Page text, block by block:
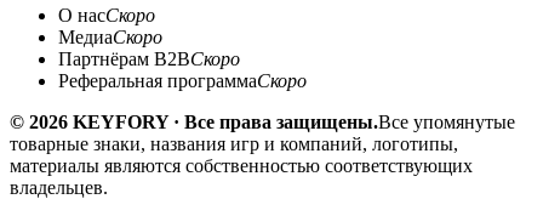
О насСкоро
МедиаСкоро
Партнёрам B2BСкоро
Реферальная программаСкоро
© 2026 KEYFORY · Все права защищены.Все упомянутые
товарные знаки, названия игр и компаний, логотипы,
материалы являются собственностью соответствующих
владельцев.